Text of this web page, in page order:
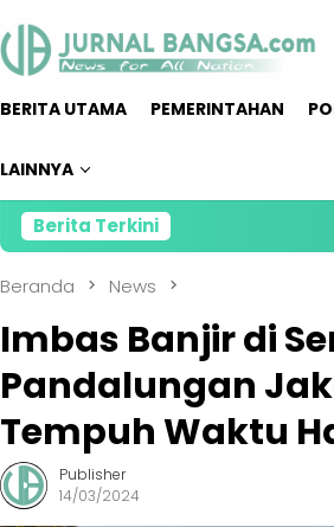
BERITA UTAMA PEMERINTAHAN
LAINNYA
Berita Terkini Kolaborasi
Beranda News
Imbas Banjir di
Pandalungan
Tempuh Waktu
Publisher
14/03/2024